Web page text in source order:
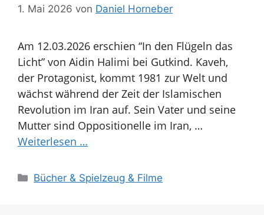
1. Mai 2026 von Daniel Horneber
Am 12.03.2026 erschien “In den Flügeln das
Licht” von Aidin Halimi bei Gutkind. Kaveh,
der Protagonist, kommt 1981 zur Welt und
wächst während der Zeit der Islamischen
Revolution im Iran auf. Sein Vater und seine
Mutter sind Oppositionelle im Iran, …
Weiterlesen …
Kategorien
Bücher & Spielzeug & Filme